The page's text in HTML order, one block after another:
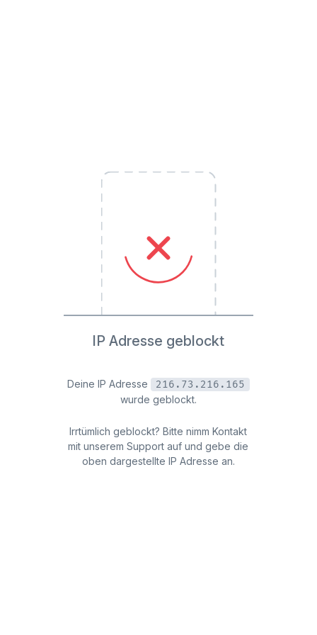
IP Adresse geblockt
Deine IP Adresse
216.73.216.165
wurde geblockt.
Irrtümlich geblockt? Bitte nimm Kontakt
mit unserem Support auf und gebe die
oben dargestellte IP Adresse an.